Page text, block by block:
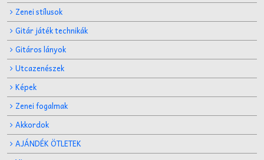
Zenei stílusok
Gitár játék technikák
Gitáros lányok
Utcazenészek
Képek
Zenei fogalmak
Akkordok
AJÁNDÉK ÖTLETEK